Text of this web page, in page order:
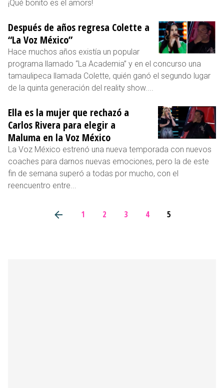
¡Qué bonito es el amors!
Después de años regresa Colette a
“La Voz México”
Hace muchos años existía un popular
programa llamado “La Academia” y en el concurso una
tamaulipeca llamada Colette, quién ganó el segundo lugar
de la quinta generación del reality show....
Ella es la mujer que rechazó a
Carlos Rivera para elegir a
Maluma en la Voz México
La Voz México estrenó una nueva temporada con nuevos
coaches para darnos nuevas emociones, pero la de este
fin de semana superó a todas por mucho, con el
reencuentro entre...
1 2 3 4 5